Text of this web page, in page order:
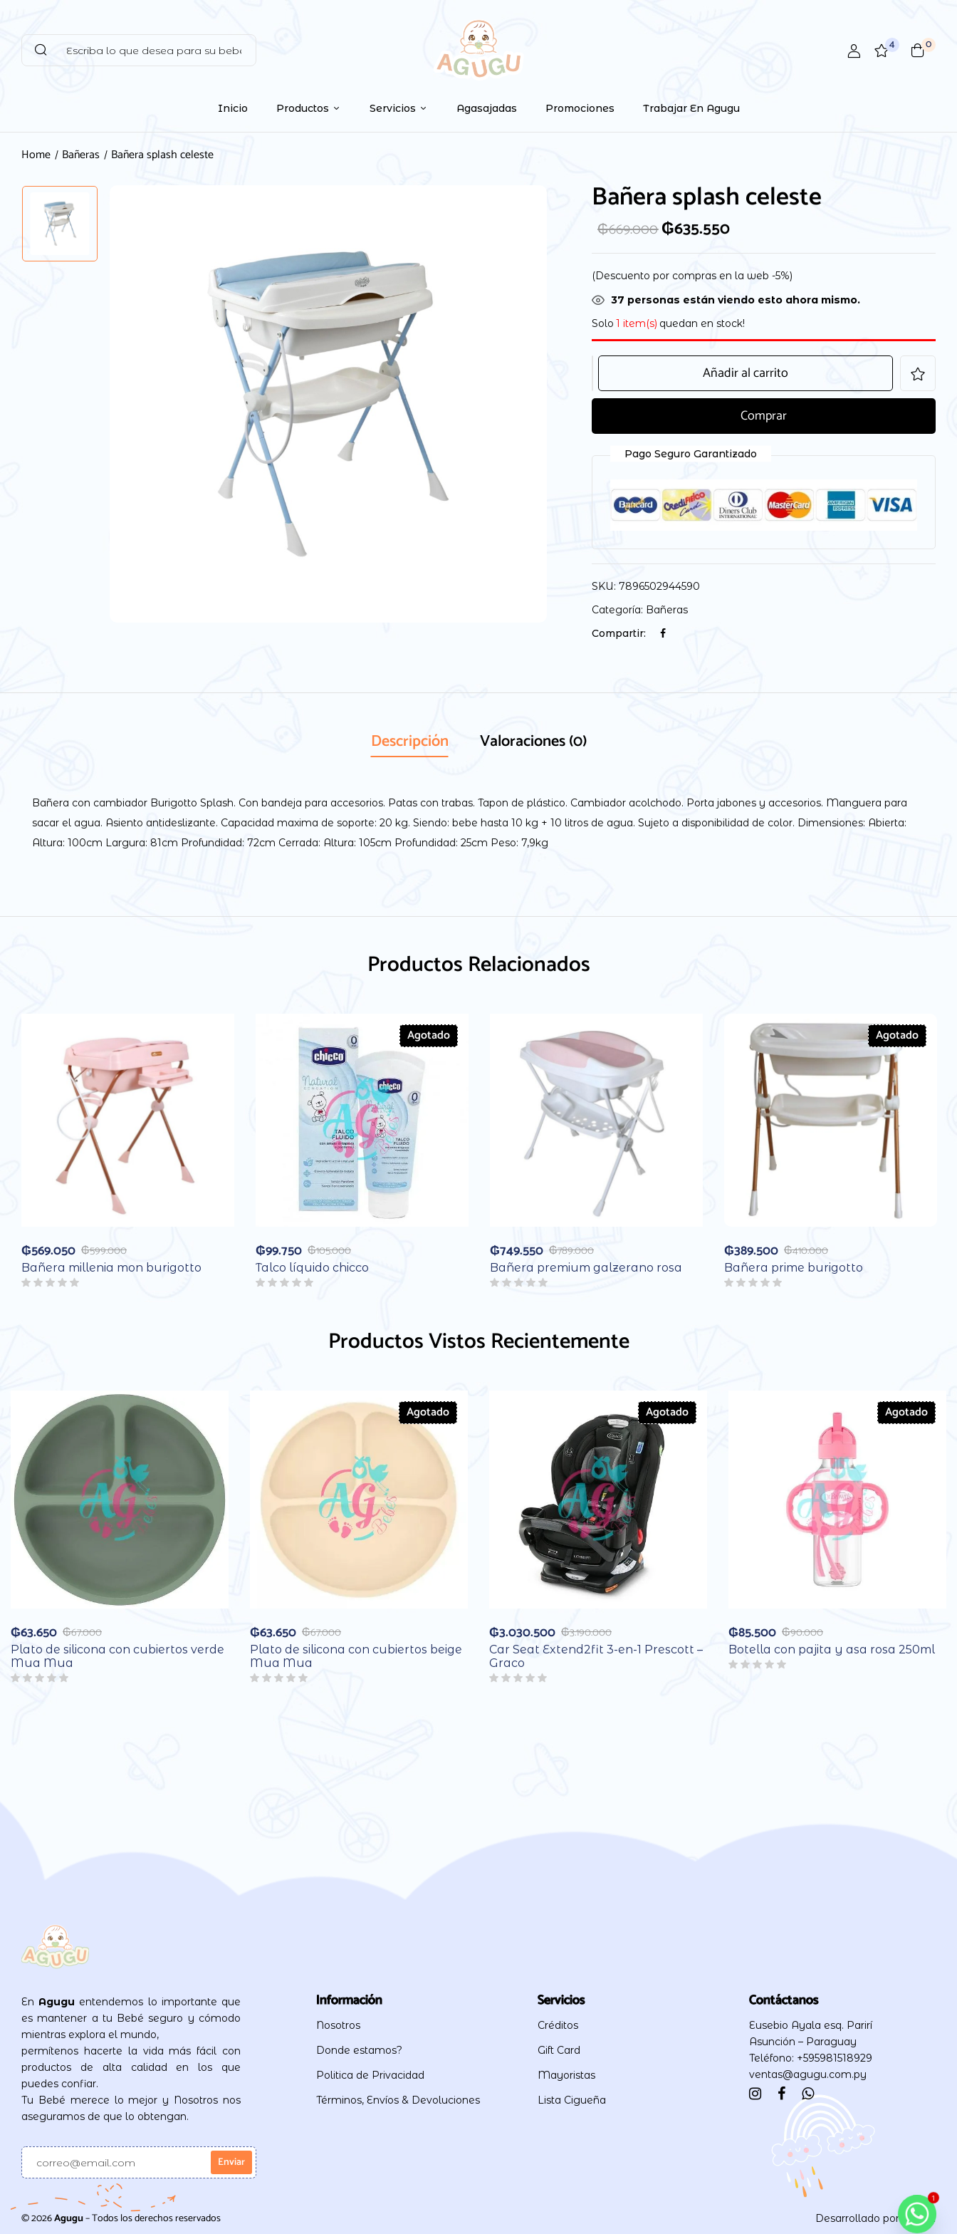
4 0
Inicio Productos Servicios Agasajadas Promociones Trabajar En Agugu
Home Bañeras Bañera splash celeste
Bañera splash celeste
₲669.000₲635.550
(Descuento por compras en la web -5%)
37 personas están viendo esto ahora mismo.
Solo 1 item(s) quedan en stock!
Añadir al carrito
Comprar
Pago Seguro Garantizado
SKU:7896502944590
Categoría: Bañeras
Compartir:
Descripción Valoraciones (0)
Bañera con cambiador Burigotto Splash. Con bandeja para accesorios. Patas con trabas. Tapon de plástico. Cambiador acolchodo. Porta jabones y accesorios. Manguera para
sacar el agua. Asiento antideslizante. Capacidad maxima de soporte: 20 kg. Siendo: bebe hasta 10 kg + 10 litros de agua. Sujeto a disponibilidad de color. Dimensiones: Abierta:
Altura: 100cm Largura: 81cm Profundidad: 72cm Cerrada: Altura: 105cm Profundidad: 25cm Peso: 7,9kg
Productos Relacionados
₲599.000
₲569.050
Bañera millenia mon burigotto
Agotado
₲105.000
₲99.750
Talco líquido chicco
₲789.000
₲749.550
Bañera premium galzerano rosa
Agotado
₲410.000
₲389.500
Bañera prime burigotto
Productos Vistos Recientemente
₲67.000
₲63.650
Plato de silicona con cubiertos verde
Mua Mua
Agotado
₲67.000
₲63.650
Plato de silicona con cubiertos beige
Mua Mua
Agotado
₲3.190.000
₲3.030.500
Car Seat Extend2fit 3-en-1 Prescott –
Graco
Agotado
₲90.000
₲85.500
Botella con pajita y asa rosa 250ml
En Agugu entendemos lo importante que
es mantener a tu Bebé seguro y cómodo
mientras explora el mundo,
permítenos hacerte la vida más fácil con
productos de alta calidad en los que
puedes confiar.
Tu Bebé merece lo mejor y Nosotros nos
aseguramos de que lo obtengan.
Información
Nosotros
Donde estamos?
Politica de Privacidad
Términos, Envíos & Devoluciones
Servicios
Créditos
Gift Card
Mayoristas
Lista Cigueña
Contáctanos
Eusebio Ayala esq. Parirí
Asunción – Paraguay
Teléfono: +595981518929
ventas@agugu.com.py
© 2026Agugu– Todos los derechos reservados Desarrollado por JOMA
1